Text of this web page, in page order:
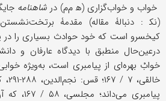
خواب و خواب‌گزاری (ه‍ م‌م) در شاهنامه
(نک‍ : دنبالۀ مقاله) مقدمۀ برتخت‌نشستن
کیخسرو است که خود حوادث بسیاری را در
درعین‌حال منطبق با دیدگاه عارفان و
خوابْ بهره‌ای از پیامبری است، به‌ویژه